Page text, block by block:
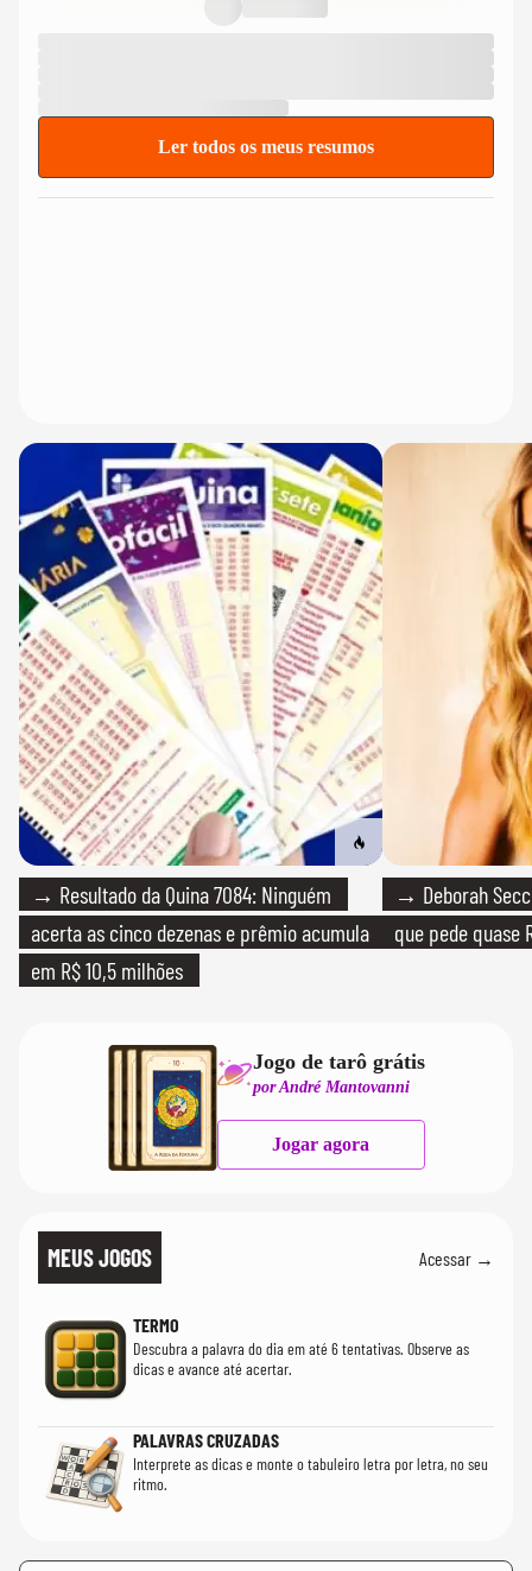
Ler todos os meus resumos
→ Resultado da Quina 7084: Ninguém
acerta as cinco dezenas e prêmio acumula
em R$ 10,5 milhões
→ Deborah
que pede quase
Jogo de tarô grátis
por André Mantovanni
Jogar agora
MEUS JOGOS Acessar →
TERMO
Descubra a palavra do dia em até 6 tentativas. Observe as
dicas e avance até acertar.
PALAVRAS CRUZADAS
Interprete as dicas e monte o tabuleiro letra por letra, no seu
ritmo.